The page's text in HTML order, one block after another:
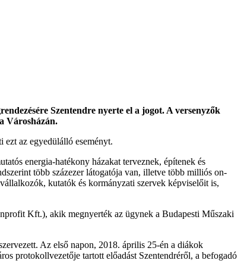
Szentendre nyerte el a jogot. A versenyzők
Városházán.
ezt az egyedülálló eseményt.
energia-hatékony házakat terveznek, építenek és
több százezer látogatója van, illetve több milliós on-
kutatók és kormányzati szervek képviselőit is,
Kft.), akik megnyerték az ügynek a Budapesti Műszaki
Az első napon, 2018. április 25-én a diákok
protokollvezetője tartott előadást Szentendréről, a befogadó